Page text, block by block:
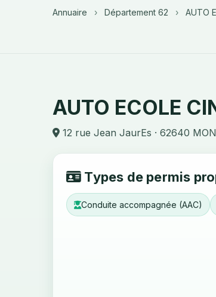
Annuaire › Département 62 › AUTO
AUTO ECOLE
12 rue Jean JaurEs · 62640
Types de permis
Conduite accompagnée (AAC)